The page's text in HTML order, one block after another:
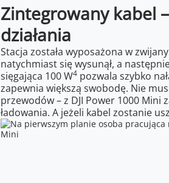
Zintegrowany kabel
działania
Stacja została wyposażona w
natychmiast się wysunął, a
sięgająca 100 W4 pozwala szybko
zapewnia większą swobodę. Nie
przewodów – z DJI Power 1000
ładowania. A jeżeli kabel zostanie